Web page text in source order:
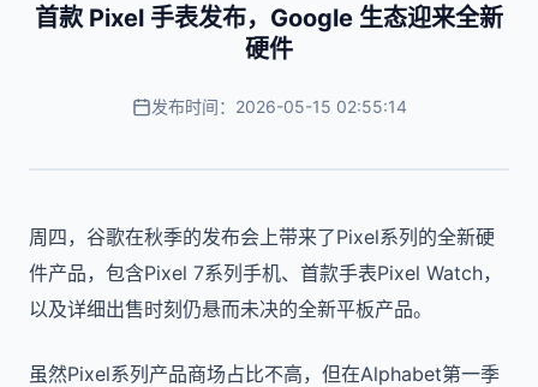
首款 Pixel 手表发布，Google 生态迎来全新
硬件
发布时间：2026-05-15 02:55:14
周四，谷歌在秋季的发布会上带来了Pixel系列的全新硬
件产品，包含Pixel 7系列手机、首款手表Pixel Watch，
以及详细出售时刻仍悬而未决的全新平板产品。
虽然Pixel系列产品商场占比不高，但在Alphabet第一季